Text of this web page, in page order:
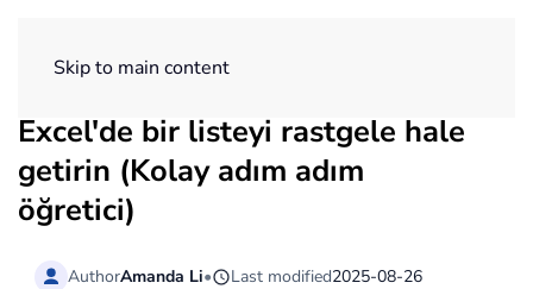
Skip to main content
Excel'de bir listeyi rastgele hale
getirin (Kolay adım adım
öğretici)
AuthorAmanda Li• Last modified2025-08-26